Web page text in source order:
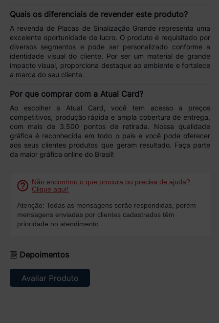
Quais os diferenciais de revender este produto?
A revenda de Placas de Sinalização Granderepresenta uma
excelente oportunidade de lucro. O produto é requisitado por
diversos segmentos e pode ser personalizado conforme a
identidade visual do cliente. Por ser um material de grande
impacto visual , proporciona destaque ao ambiente e fortalece
a marca do seu cliente.
Por que comprar com a Atual Card?
Ao escolher a Atual Card , você tem acesso a preços
competitivos, produção rápida e ampla cobertura de entrega
com mais de 3.500 pontos de retirada. Nossa qualidade
gráfica é reconhecida em todo o país e você pode oferecer
aos seus clientes produtos que geram resultado. Faça parte
da maior gráfica online do Brasil!
Não encontrou o que procura ou precisa de ajuda?
Clique aqui!
Atenção: Todas as mensagens serão respondidas, porém
mensagens enviadas por clientes cadastrados têm
prioridade no atendimento.
Depoimentos
Avaliar Produto